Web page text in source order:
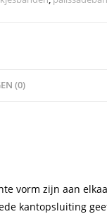
(0)
vorm zijn aan
kantopsluiting